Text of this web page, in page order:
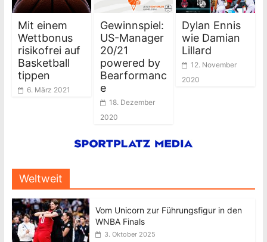
Mit einem
Wettbonus
risikofrei auf
Basketball
tippen
6. März 2021
Gewinnspiel:
US-Manager
20/21
powered by
Bearformanc
e
18. Dezember
2020
Dylan Ennis
wie Damian
Lillard
12. November
2020
Weltweit
Vom Unicorn zur Führungsfigur in den
WNBA Finals
3. Oktober 2025